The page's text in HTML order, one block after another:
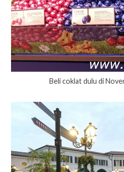
Beli coklat dulu di